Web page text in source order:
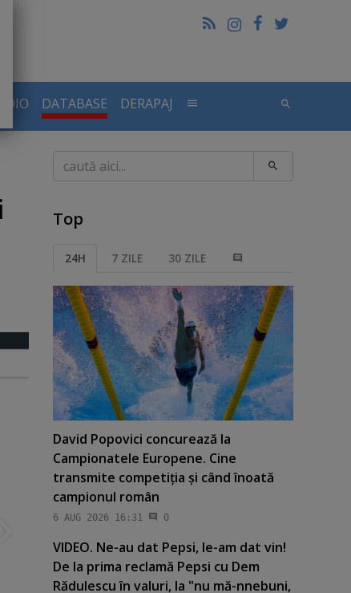
DATABASE DERAPAJ
Caută
Top
24H 7 ZILE 30 ZILE
David Popovici concurează la
Campionatele Europene. Cine
transmite competiţia şi când înoată
campionul român
6 AUG 2026 16:31 0
VIDEO. Ne-au dat Pepsi, le-am dat vin!
De la prima reclamă Pepsi cu Dem
Rădulescu în valuri, la "nu mă-nnebuni,